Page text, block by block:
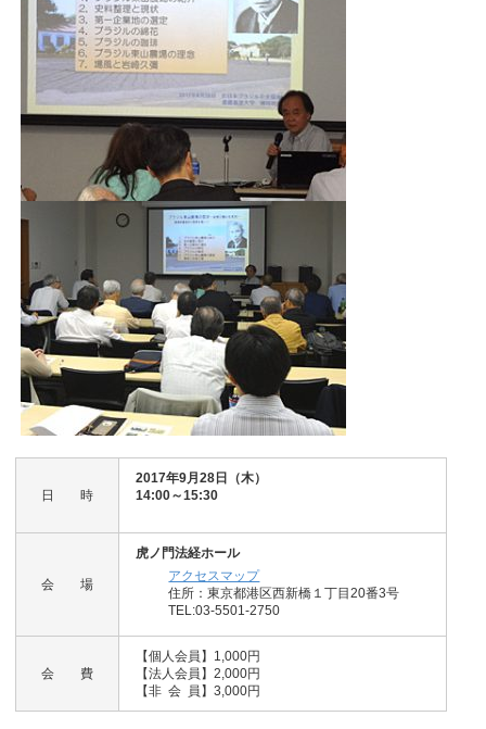
日 時
2017年9月28日（木）
14:00～15:30
会 場
虎ノ門法経ホール
アクセスマップ
住所：東京都港区西新橋１丁目20番3号
TEL:03-5501-2750
会 費
【個人会員】1,000円
【法人会員】2,000円
【非 会 員】3,000円